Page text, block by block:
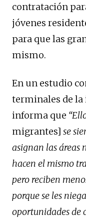
contratación
jóvenes
para que las
mismo.
En un estudio
terminales de
informa que
migrantes] se
asignan las áreas
hacen el mismo
pero reciben
porque se les
oportunidades de